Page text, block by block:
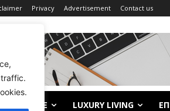
Privacy Advertisement Contact us
LIFE LUXURY LIVING